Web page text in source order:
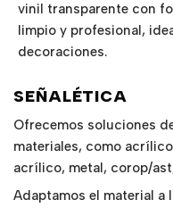
vinil transparente con
limpio y profesional,
decoraciones.
SEÑALÉTICA
Ofrecemos soluciones
materiales, como
acrílico, metal, corop/
Adaptamos el material a